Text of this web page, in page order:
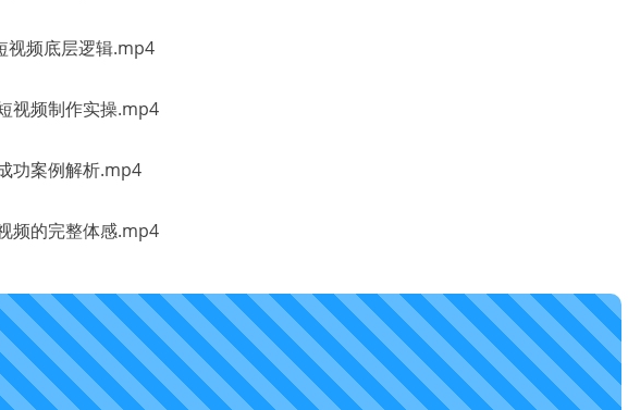
视频底层逻辑.mp4
视频制作实操.mp4
功案例解析.mp4
频的完整体感.mp4